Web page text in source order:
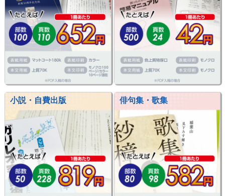
小説・自費出版 俳句集・歌集